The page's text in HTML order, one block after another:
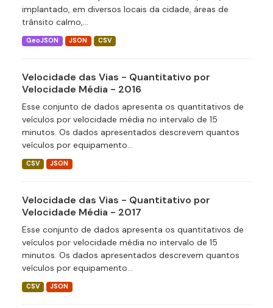
implantado, em diversos locais da cidade, áreas de
trânsito calmo,...
GeoJSON JSON CSV
Velocidade das Vias - Quantitativo por
Velocidade Média - 2016
Esse conjunto de dados apresenta os quantitativos de
veículos por velocidade média no intervalo de 15
minutos. Os dados apresentados descrevem quantos
veículos por equipamento...
CSV JSON
Velocidade das Vias - Quantitativo por
Velocidade Média - 2017
Esse conjunto de dados apresenta os quantitativos de
veículos por velocidade média no intervalo de 15
minutos. Os dados apresentados descrevem quantos
veículos por equipamento...
CSV JSON